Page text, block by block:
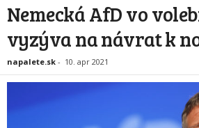
Nemecká AfD vo
vyzýva na návrat k
napalete.sk - 10. apr 2021